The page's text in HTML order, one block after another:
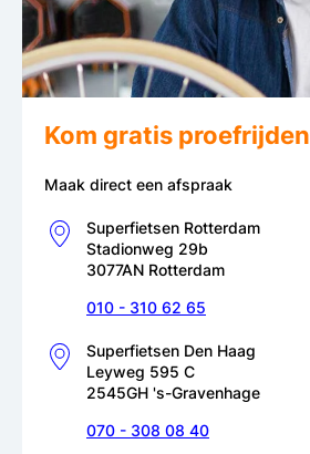
Kom gratis proefrijden
Maak direct een afspraak
Superfietsen Rotterdam
Stadionweg 29b
3077AN Rotterdam
010 - 310 62 65
Superfietsen Den Haag
Leyweg 595 C
2545GH 's-Gravenhage
070 - 308 08 40